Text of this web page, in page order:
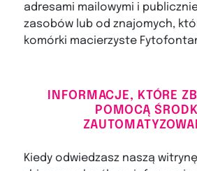
adresami mailowymi i
zasobów lub od znajomych,
komórki macierzyste
INFORMACJE, KTÓRE
POMOCĄ
Kiedy odwiedzasz naszą